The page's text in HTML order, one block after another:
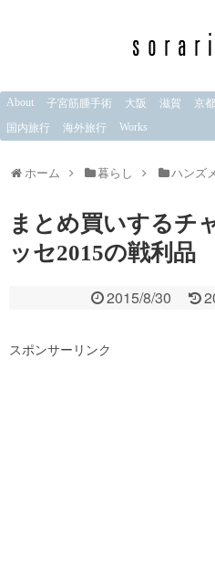
About 子宮筋腫手術 大阪 滋賀 京都
国内旅行
海外旅行 Works
ホーム 暮らし ハンズ
まとめ買いするチ
ッセ2015の戦利品
2015/8/30
スポンサーリンク